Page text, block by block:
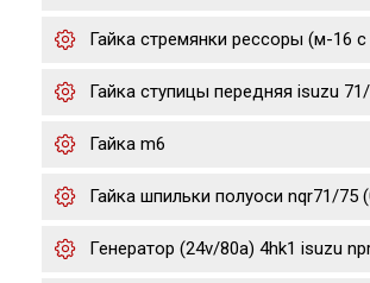
Гайка стремянки рессоры (м-16
Гайка ступицы передняя isuzu
Гайка m6
Гайка шпильки полуоси nqr71/75
Генератор (24v/80a) 4hk1 isuzu